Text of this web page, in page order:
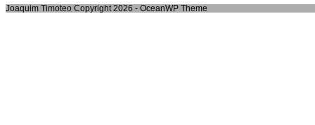
Joaquim Timoteo Copyright 2026 - OceanWP Theme